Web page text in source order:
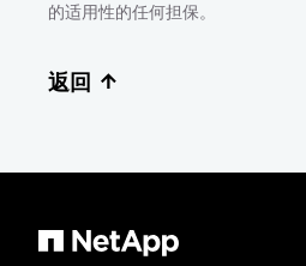
的适用性的任何担保。
返回